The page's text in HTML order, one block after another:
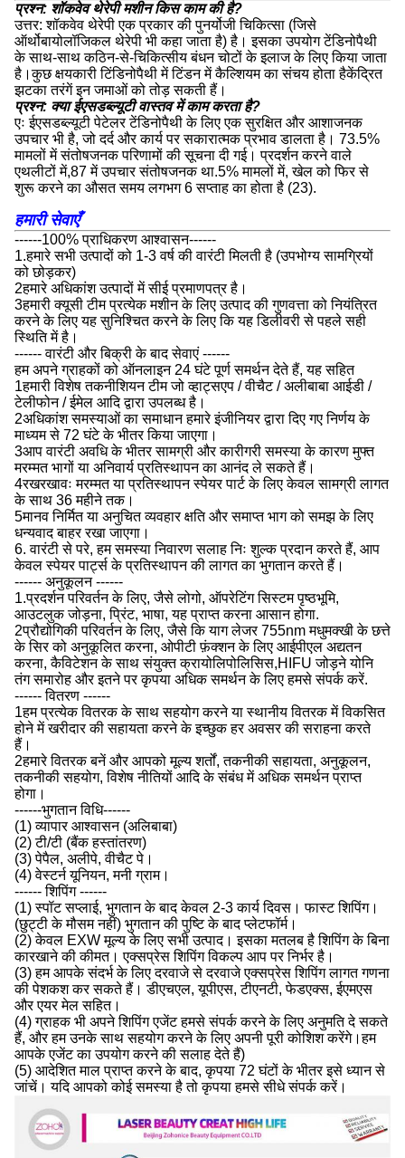
प्रश्न: शॉकवेव थेरेपी मशीन किस काम की है?
उत्तर: शॉकवेव थेरेपी एक प्रकार की पुनर्योजी चिकित्सा (जिसे
ऑर्थोबायोलॉजिकल थेरेपी भी कहा जाता है) है। इसका उपयोग टेंडिनोपैथी
के साथ-साथ कठिन-से-चिकित्सीय बंधन चोटों के इलाज के लिए किया जाता
है।कुछ क्षयकारी टिंडिनोपैथी में टिंडन में कैल्शियम का संचय होता हैकेंद्रित
झटका तरंगें इन जमाओं को तोड़ सकती हैं।
प्रश्न: क्या ईएसडब्ल्यूटी वास्तव में काम करता है?
एः ईएसडब्ल्यूटी पेटेलर टेंडिनोपैथी के लिए एक सुरक्षित और आशाजनक
उपचार भी है, जो दर्द और कार्य पर सकारात्मक प्रभाव डालता है। 73.5%
मामलों में संतोषजनक परिणामों की सूचना दी गई। प्रदर्शन करने वाले
एथलीटों में,87 में उपचार संतोषजनक था.5% मामलों में, खेल को फिर से
शुरू करने का औसत समय लगभग 6 सप्ताह का होता है (23).
हमारी सेवाएँ
------100% प्राधिकरण आश्वासन------
1.हमारे सभी उत्पादों को 1-3 वर्ष की वारंटी मिलती है (उपभोग्य सामग्रियों
को छोड़कर)
2हमारे अधिकांश उत्पादों में सीई प्रमाणपत्र है।
3हमारी क्यूसी टीम प्रत्येक मशीन के लिए उत्पाद की गुणवत्ता को नियंत्रित
करने के लिए यह सुनिश्चित करने के लिए कि यह डिलीवरी से पहले सही
स्थिति में है।
------ वारंटी और बिक्री के बाद सेवाएं ------
हम अपने ग्राहकों को ऑनलाइन 24 घंटे पूर्ण समर्थन देते हैं, यह सहित
1हमारी विशेष तकनीशियन टीम जो व्हाट्सएप / वीचैट / अलीबाबा आईडी /
टेलीफोन / ईमेल आदि द्वारा उपलब्ध है।
2अधिकांश समस्याओं का समाधान हमारे इंजीनियर द्वारा दिए गए निर्णय के
माध्यम से 72 घंटे के भीतर किया जाएगा।
3आप वारंटी अवधि के भीतर सामग्री और कारीगरी समस्या के कारण मुफ्त
मरम्मत भागों या अनिवार्य प्रतिस्थापन का आनंद ले सकते हैं।
4रखरखावः मरम्मत या प्रतिस्थापन स्पेयर पार्ट के लिए केवल सामग्री लागत
के साथ 36 महीने तक।
5मानव निर्मित या अनुचित व्यवहार क्षति और समाप्त भाग को समझ के लिए
धन्यवाद बाहर रखा जाएगा।
6. वारंटी से परे, हम समस्या निवारण सलाह निः शुल्क प्रदान करते हैं, आप
केवल स्पेयर पार्ट्स के प्रतिस्थापन की लागत का भुगतान करते हैं।
------ अनुकूलन ------
1.प्रदर्शन परिवर्तन के लिए, जैसे लोगो, ऑपरेटिंग सिस्टम पृष्ठभूमि,
आउटलुक जोड़ना, प्रिंट, भाषा, यह प्राप्त करना आसान होगा.
2प्रौद्योगिकी परिवर्तन के लिए, जैसे कि याग लेजर 755nm मधुमक्खी के छत्ते
के सिर को अनुकूलित करना, ओपीटी फ़ंक्शन के लिए आईपीएल अद्यतन
करना, कैविटेशन के साथ संयुक्त क्रायोलिपोलिसिस,HIFU जोड़ने योनि
तंग समारोह और इतने पर कृपया अधिक समर्थन के लिए हमसे संपर्क करें.
------ वितरण ------
1हम प्रत्येक वितरक के साथ सहयोग करने या स्थानीय वितरक में विकसित
होने में खरीदार की सहायता करने के इच्छुक हर अवसर की सराहना करते
हैं।
2हमारे वितरक बनें और आपको मूल्य शर्तों, तकनीकी सहायता, अनुकूलन,
तकनीकी सहयोग, विशेष नीतियों आदि के संबंध में अधिक समर्थन प्राप्त
होगा।
------भुगतान विधि------
(1) व्यापार आश्वासन (अलिबाबा)
(2) टी/टी (बैंक हस्तांतरण)
(3) पेपैल, अलीपे, वीचैट पे।
(4) वेस्टर्न यूनियन, मनी ग्राम।
------ शिपिंग ------
(1) स्पॉट सप्लाई, भुगतान के बाद केवल 2-3 कार्य दिवस। फास्ट शिपिंग।
(छुट्टी के मौसम नहीं) भुगतान की पुष्टि के बाद प्लेटफॉर्म।
(2) केवल EXW मूल्य के लिए सभी उत्पाद। इसका मतलब है शिपिंग के बिना
कारखाने की कीमत। एक्सप्रेस शिपिंग विकल्प आप पर निर्भर है।
(3) हम आपके संदर्भ के लिए दरवाजे से दरवाजे एक्सप्रेस शिपिंग लागत गणना
की पेशकश कर सकते हैं। डीएचएल, यूपीएस, टीएनटी, फेडएक्स, ईएमएस
और एयर मेल सहित।
(4) ग्राहक भी अपने शिपिंग एजेंट हमसे संपर्क करने के लिए अनुमति दे सकते
हैं, और हम उनके साथ सहयोग करने के लिए अपनी पूरी कोशिश करेंगे।हम
आपके एजेंट का उपयोग करने की सलाह देते हैं)
(5) आदेशित माल प्राप्त करने के बाद, कृपया 72 घंटों के भीतर इसे ध्यान से
जांचें। यदि आपको कोई समस्या है तो कृपया हमसे सीधे संपर्क करें।